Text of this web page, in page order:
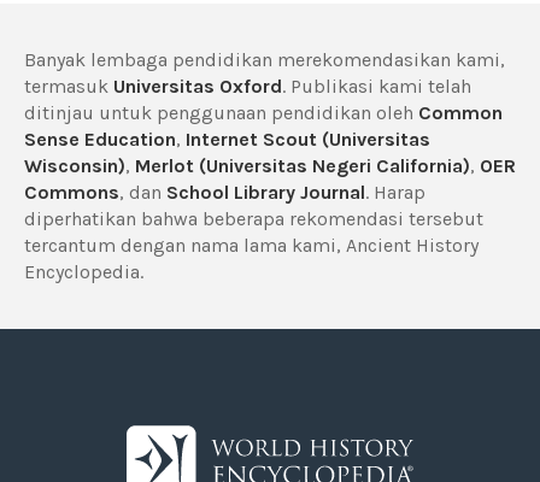
Banyak lembaga pendidikan merekomendasikan kami,
termasuk Universitas Oxford. Publikasi kami telah
ditinjau untuk penggunaan pendidikan oleh Common
Sense Education, Internet Scout (Universitas
Wisconsin), Merlot (Universitas Negeri California), OER
Commons, dan School Library Journal. Harap
diperhatikan bahwa beberapa rekomendasi tersebut
tercantum dengan nama lama kami, Ancient History
Encyclopedia.